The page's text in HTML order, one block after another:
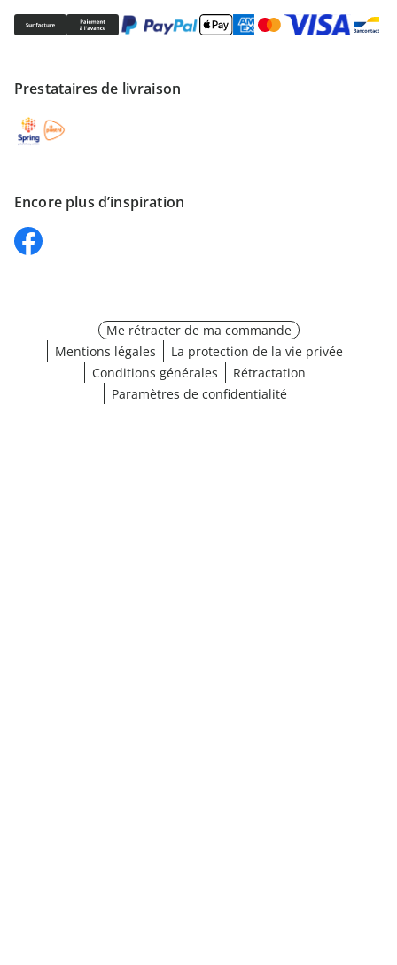
Prestataires de livraison
Encore plus d’inspiration
Me rétracter de ma commande
Mentions légales
La protection de la vie privée
Conditions générales
Rétractation
Paramètres de confidentialité